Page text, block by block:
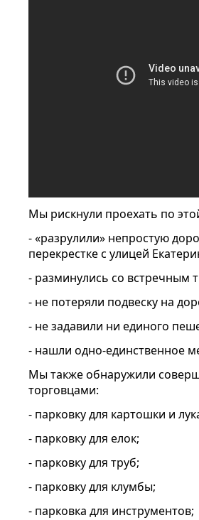
Мы рискнули проехать по
- «разрулили» непростую
перекрестке с улицей
- разминулись со встречным
- не потеряли подвеску на
- не задавили ни единого
- нашли одно-единственное
Мы также обнаружили
торговцами:
- парковку для картошки и
- парковку для елок;
- парковку для труб;
- парковку для клумбы;
- парковка для инструментов;